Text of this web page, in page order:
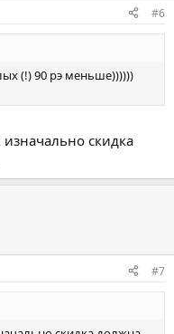
#6
(!) 90 рэ меньше))))))
скидка
#7